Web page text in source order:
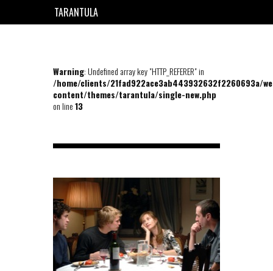
TARANTULA
Warning: Undefined array key "HTTP_REFERER" in
/home/clients/21fad922ace3ab443932632f2260693a/
content/themes/tarantula/single-new.php
on line13